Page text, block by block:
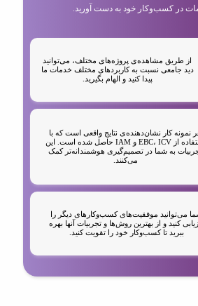
در کسب‌وکار خود به دست آورید.
از طریق مشاهده‌ی پروژه‌های مختلف، می‌توانید
دید جامعی نسبت به کاربردهای مختلف خدمات ما
پیدا کنید و الهام بگیرید.
نمونه کار نشان‌دهنده‌ی نتایج واقعی است که با
استفاده از EBC، ICV و IAM حاصل شده است. این
به شما در تصمیم‌گیری هوشمندانه‌تر کمک
می‌کنند.
می‌توانید موفقیت‌های کسب‌وکارهای دیگر را
کنید و از بهترین روش‌ها و تجربیات آنها بهره
ببرید تا کسب‌وکار خود را تقویت کنید.